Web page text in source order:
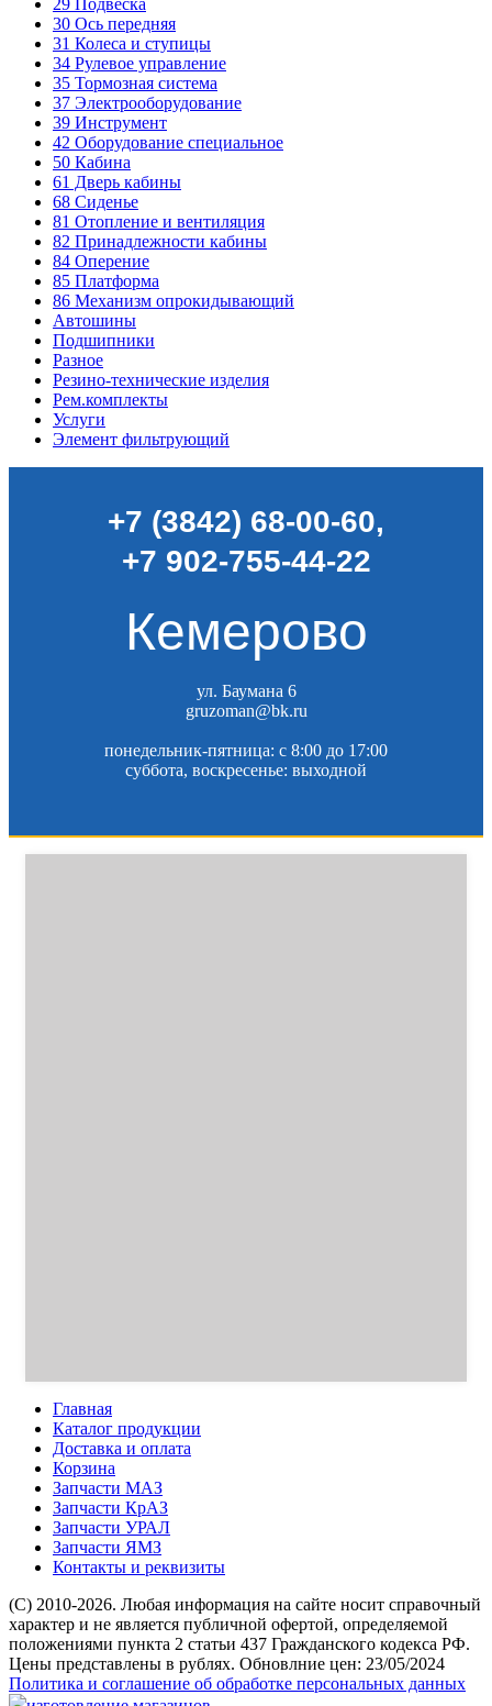
30 Ось передняя
31 Колеса и ступицы
34 Рулевое управление
35 Тормозная система
37 Электрооборудование
39 Инструмент
42 Оборудование специальное
50 Кабина
61 Дверь кабины
68 Сиденье
81 Отопление и вентиляция
82 Принадлежности кабины
84 Оперение
85 Платформа
86 Механизм опрокидывающий
Автошины
Подшипники
Разное
Резино-технические изделия
Рем.комплекты
Услуги
Элемент фильтрующий
+7 (3842) 68-00-60,
+7 902-755-44-22
Кемерово
ул. Баумана 6
gruzoman@bk.ru
понедельник-пятница: c 8:00 до 17:00
суббота, воскресенье: выходной
Главная
Каталог продукции
Доставка и оплата
Корзина
Запчасти МАЗ
Запчасти КрАЗ
Запчасти УРАЛ
Запчасти ЯМЗ
Контакты и реквизиты
(C) 2010-2026. Любая информация на сайте носит справочный
характер и не является публичной офертой, определяемой
положениями пункта 2 статьи 437 Гражданского кодекса РФ.
Цены представлены в рублях. Обновлние цен: 23/05/2024
Политика и соглашение об обработке персональных данных